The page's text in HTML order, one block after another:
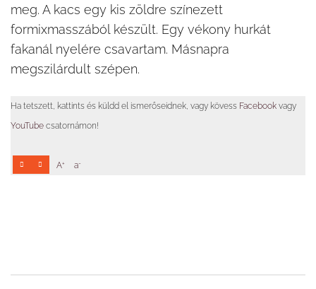
meg. A kacs egy kis zöldre színezett
formixmasszából készült. Egy vékony hurkát
fakanál nyelére csavartam. Másnapra
megszilárdult szépen.
Ha tetszett, kattints és küldd el ismerőseidnek, vagy kövess Facebook vagy
YouTube csatornámon!
A+ a-